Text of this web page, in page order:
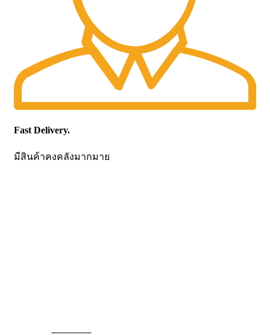
Fast Delivery.
มีสินค้าคงคลังมากมาย